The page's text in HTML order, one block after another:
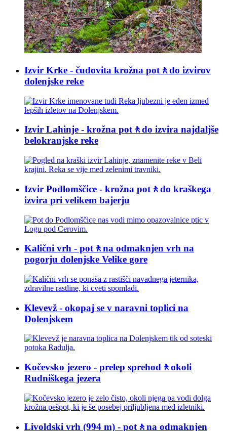
Izvir Krke - čudovita krožna pot🚶do izvirov
dolenjske reke
Izvir Lahinje - krožna pot🚶do izvira najdaljše
belokranjske reke
Izvir Podlomščice - krožna pot🚶do kraškega
izvira pri velikem bajerju
Kalični vrh - pot🚶na odmaknjen vrh na
pogorju dolenjske Velike gore
Klevevž - okopaj se v naravni toplici na
Dolenjskem
Kočevsko jezero - prelep sprehod🚶okoli
Rudniškega jezera
Livoldski vrh (994 m) - pot🚶na odmaknjen